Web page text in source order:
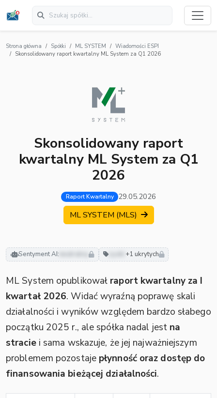
Strona główna Spółki ML SYSTEM
Wiadomości ESPI
Skonsolidowany raport kwartalny ML System za Q1 2026
Skonsolidowany raport
kwartalny ML System za Q1
2026
Raport Kwartalny 29.05.2026
ML SYSTEM (MLS)
Sentyment AI: neutralny +1 ukrytych
ML System opublikował raport kwartalny za I
kwartał 2026. Widać wyraźną poprawę skali
działalności i wyników względem bardzo słabego
początku 2025 r., ale spółka nadal jest na
straciei sama wskazuje, że jej najważniejszym
problemem pozostaje płynność oraz dostęp do
finansowania bieżącej działalności.